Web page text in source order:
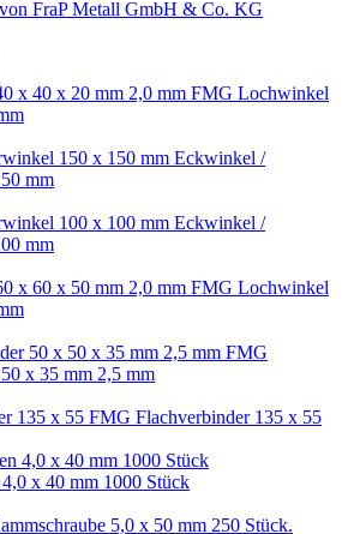
FraP Metall GmbH & Co. KG
FMG Lochwinkel
Eckwinkel /
mm
Eckwinkel /
mm
FMG Lochwinkel
FMG
x 35 mm 2,5 mm
FMG Flachverbinder 135 x 55
x 40 mm 1000 Stück